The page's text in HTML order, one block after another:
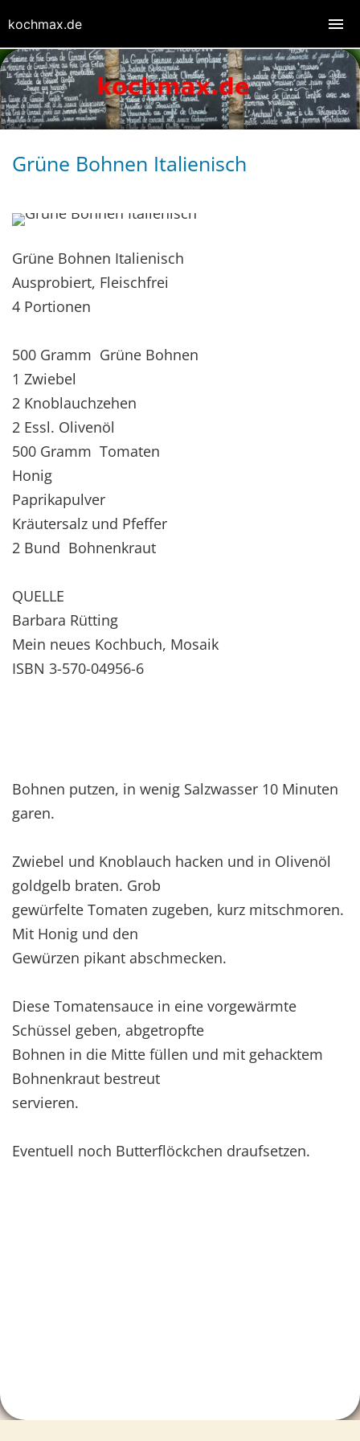
Grüne Bohnen Italienisch
Grüne Bohnen Italienisch
Ausprobiert, Fleischfrei
4 Portionen
500 Gramm Grüne Bohnen
1 Zwiebel
2 Knoblauchzehen
2 Essl. Olivenöl
500 Gramm Tomaten
Honig
Paprikapulver
Kräutersalz und Pfeffer
2 Bund Bohnenkraut
QUELLE
Barbara Rütting
Mein neues Kochbuch, Mosaik
ISBN 3-570-04956-6
Bohnen putzen, in wenig Salzwasser 10 Minuten
garen.
Zwiebel und Knoblauch hacken und in Olivenöl
goldgelb braten. Grob
gewürfelte Tomaten zugeben, kurz mitschmoren.
Mit Honig und den
Gewürzen pikant abschmecken.
Diese Tomatensauce in eine vorgewärmte
Schüssel geben, abgetropfte
Bohnen in die Mitte füllen und mit gehacktem
Bohnenkraut bestreut
servieren.
Eventuell noch Butterflöckchen draufsetzen.
kochmax.de